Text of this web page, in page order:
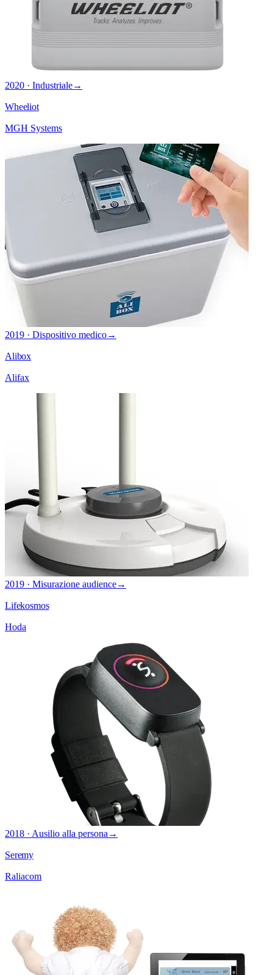
2020 · Industriale→
Wheeliot
MGH Systems
2019 · Dispositivo medico→
Alibox
Alifax
2019 · Misurazione audience→
Lifekosmos
Hoda
2018 · Ausilio alla persona →
Seremy
Raliacom